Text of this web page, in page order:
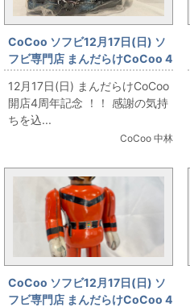
CoCoo ソフビ12月17日(日) ソ
フビ専門店 まんだらけCoCoo 4
周年記念 「マーミット 世紀の大
怪獣シリーズ アイアンロックス
2期 黒成型」
12月17日(日) まんだらけCoCoo
開店4周年記念 ！！ 感謝の気持
ちを込...
CoCoo 中林
CoCoo ソフビ12月17日(日) ソ
フビ専門店 まんだらけCoCoo 4